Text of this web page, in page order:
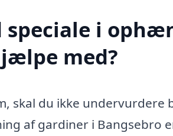
speciale i
med?
skal du ikke undervurdere
af gardiner i Bangsebro